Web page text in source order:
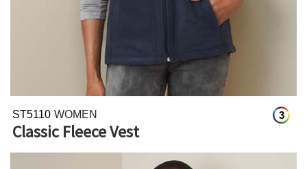
3
ST5110 WOMEN
Classic Fleece Vest